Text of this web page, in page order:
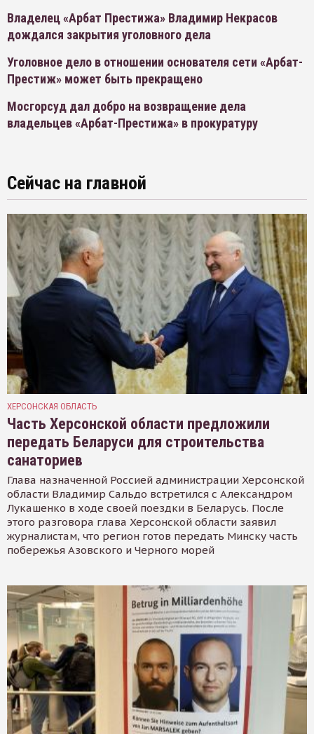
Владелец «Арбат Престижа» Владимир Некрасов
дождался закрытия уголовного дела
Уголовное дело в отношении основателя сети «Арбат-
Престиж» может быть прекращено
Мосгорсуд дал добро на возвращение дела
владельцев «Арбат-Престижа» в прокуратуру
Сейчас на главной
ХЕРСОНСКАЯ ОБЛАСТЬ
Часть Херсонской области предложили
передать Беларуси для строительства
санаториев
Глава назначенной Россией администрации Херсонской
области Владимир Сальдо встретился с Александром
Лукашенко в ходе своей поездки в Беларусь. После
этого разговора глава Херсонской области заявил
журналистам, что регион готов передать Минску часть
побережья Азовского и Черного морей